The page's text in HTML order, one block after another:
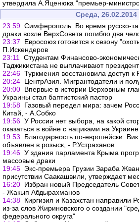
утвердила А.Яценюка "премьер-
Среда, 26.02.2014
23:59 Симферополь. Во время русско-
драки возле ВерхСовета погибло два
23:37
Евросоюз готовится к сезону
П.Искендеров
23:11
Студентам Финансово-
Таджикистана не выплачивают
22:46 Туркмения восстановила доступ к
20:24 ЦентрАзия. Мигрантодатели и
20:00 Впервые в истории Верховным
Украины стал баптистский пастор
19:58 Газовый передел мира: зачем
Китай, - А.Собко
19:56 У России нет выбора, на какой
оказаться в войне с нациками на
19:53
Благодарность по-европейски:
объявлен в розыск, - Р.Устраханов
19:46 У здания парламента Крыма
массовые драки
19:45 Экс-премьера Грузии Зараба
присутствии Саакашвили, утверждает
16:20 Избран новый Председатель
- Жакып Абдырахманов
14:38 Киргизия и Казахстан направили
из-за слов Жириновского о создании
федерального округа"